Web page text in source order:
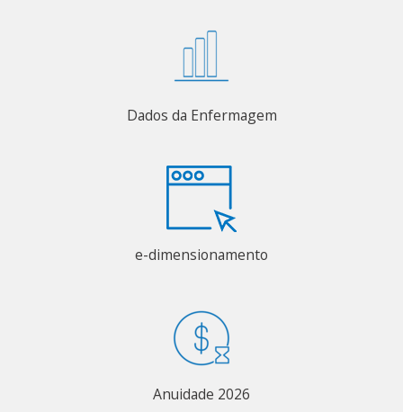
Dados da Enfermagem
e-dimensionamento
Anuidade 2026